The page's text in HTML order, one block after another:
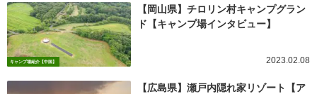
キャンプ場紹介【中国】
【岡山県】チロリン村キャンプグラン
ド【キャンプ場インタビュー】
2023.02.08
【広島県】瀬戸内隠れ家リゾート【ア